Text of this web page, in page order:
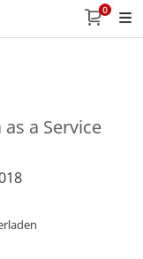
0
a Service